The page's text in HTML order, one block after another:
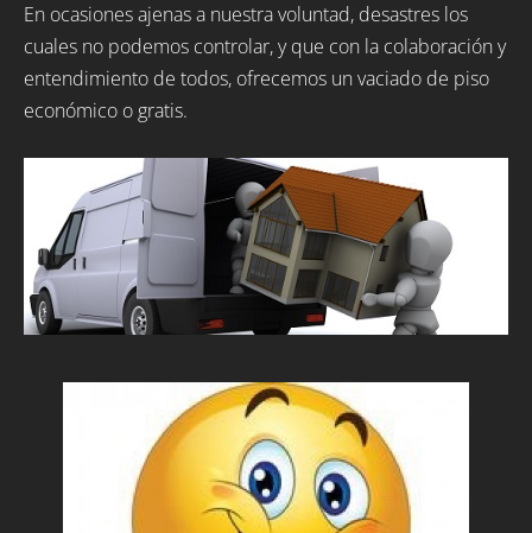
En ocasiones ajenas a nuestra voluntad, desastres los
cuales no podemos controlar, y que con la colaboración y
entendimiento de todos, ofrecemos un vaciado de piso
económico o gratis.